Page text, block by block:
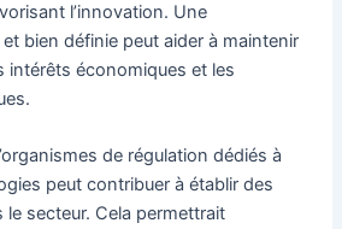
l’innovation. Une
bien définie peut aider à maintenir
intérêts économiques et les
de régulation dédiés à
peut contribuer à établir des
secteur. Cela permettrait